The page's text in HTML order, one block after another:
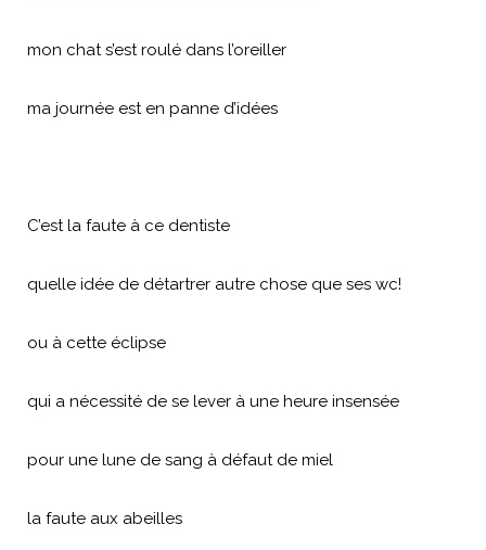
mon chat s’est roulé dans l’oreiller
ma journée est en panne d’idées
C’est la faute à ce dentiste
quelle idée de détartrer autre chose que ses wc!
ou à cette éclipse
qui a nécessité de se lever à une heure insensée
pour une lune de sang à défaut de miel
la faute aux abeilles